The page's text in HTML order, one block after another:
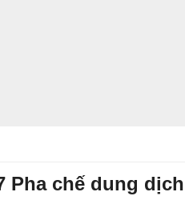
Pha chế dung dịch